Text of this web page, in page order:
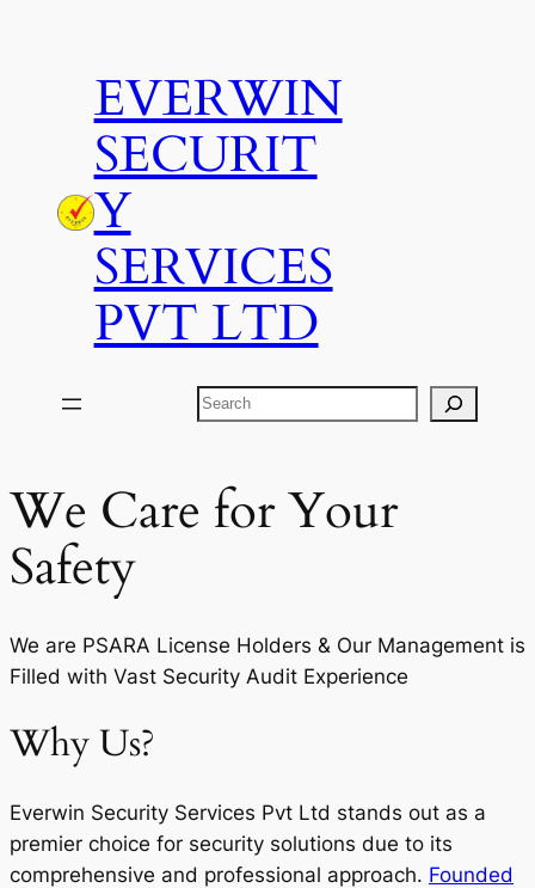
EVERWIN
SECURIT
Y
SERVICES
PVT LTD
Search
We Care for Your
Safety
We are PSARA License Holders & Our Management is
Filled with Vast Security Audit Experience
Why Us?
Everwin Security Services Pvt Ltd stands out as a
premier choice for security solutions due to its
comprehensive and professional approach. Founded